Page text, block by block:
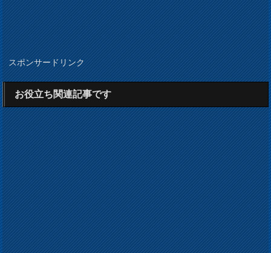
スポンサードリンク
お役立ち関連記事です